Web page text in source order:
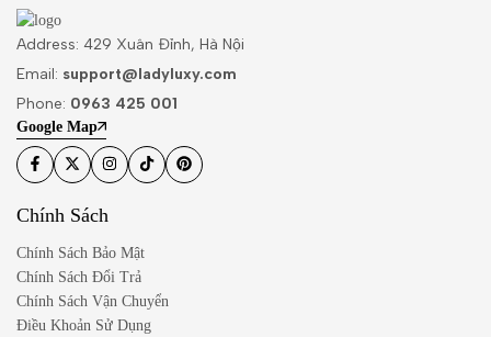
Address: 429 Xuân Đỉnh, Hà Nội
Email: support@ladyluxy.com
Phone: 0963 425 001
Google Map
Chính Sách
Chính Sách Bảo Mật
Chính Sách Đổi Trả
Chính Sách Vận Chuyển
Điều Khoản Sử Dụng